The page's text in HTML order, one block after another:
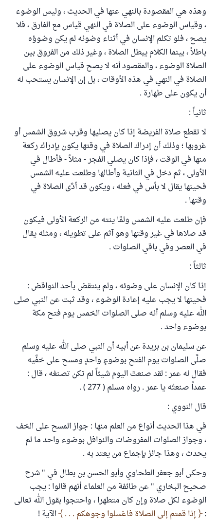
وهذه هي المقصودة بالنهي عنها في الحديث ، وليس الوضوء
، وقياس الوضوء على الصلاة في النهي قياس مع الفارق ، فلا
يصح ، فلو تكلم الإنسان في أثناء وضوئه لم يكن وضوؤه
باطلاً ، بينما الكلام يبطل الصلاة ، وغير ذلك من الفروق بين
الصلاة الوضوء ، والمقصود أنه لا يصح قياس الوضوء على
الصلاة في النهي في هذه الأوقات ، بل إن الإنسان يستحب له
أن يكون على طهارة .
ثانياً :
لا تقطع صلاة الفريضة إذا كان يصليها وقرب شروق الشمس أو
غروبها ؛ وذلك أن إدراك الصلاة في وقتها يكون بإدراك ركعة
منها في الوقت ، فإذا كان يصلي الفجر - مثلاً - فأطال في
الأولى ، ثم دخل في الثانية وأطالها وطلعت عليه الشمس
فحينها يقال لا بأس في فعله ، ويكون قد أدَّى الصلاة في
وقتها .
فإن طلعت عليه الشمس ولمَّا ينته من الركعة الأولى فيكون
قد صلاها في غير وقتها وهو آثم على تطويله ، ومثله يقال
في العصر وفي باقي الصلوات .
ثالثاً :
إذا كان الإنسان على وضوئه ، ولم ينتقض بأحد النواقض :
فحينها لا يجب عليه إعادة الوضوء ، وقد ثبت عن النبي صلى
الله عليه وسلم أنه صلى الصلوات الخمس يوم فتح مكة
بوضوء واحد .
عن سليمان بن بريدة عن أبيه أن النبي صلى الله عليه وسلم
صلَّى الصلوات يوم الفتح بوضوءٍ واحدٍ ومسح على خفَّيه
فقال له عمر : لقد صنعتَ اليوم شيئاً لم تكن تصنعْه ، قال :
عمداً صنعتُه يا عمر . رواه مسلم ( 277 ) .
قال النووي :
في هذا الحديث أنواع من العلم منها : جواز المسح على الخف
، وجواز الصلوات المفروضات والنوافل بوضوء واحد ما لم
يحدث ، وهذا جائز بإجماع من يعتد به .
وحكى أبو جعفر الطحاوي وأبو الحسن بن بطال في " شرح
صحيح البخاري " عن طائفة من العلماء أنهم قالوا : يجب
الوضوء لكل صلاة وإن كان متطهرا ، واحتجوا بقول الله تعالى
:
إذا قمتم إلى الصلاة فاغسلوا وجوهكم . . . الآية !